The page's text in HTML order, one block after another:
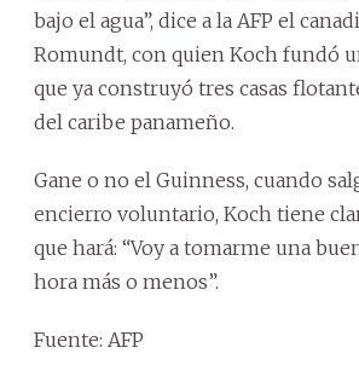
bajo el agua”, dice a la AFP el
Romundt, con quien Koch fundó
que ya construyó tres casas
del caribe panameño.
Gane o no el Guinness, cuando
encierro voluntario, Koch tiene
que hará: “Voy a tomarme una
hora más o menos”.
Fuente: AFP